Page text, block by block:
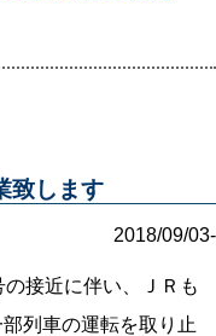
致します
2018/09/03-
接近に伴い、ＪＲも
列車の運転を取り止